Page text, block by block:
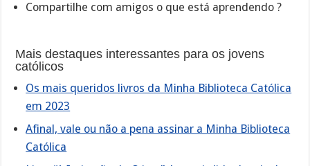
Compartilhe com amigos o que está aprendendo ?
Mais destaques interessantes para os jovens
católicos
Os mais queridos livros da Minha Biblioteca Católica
em 2023
Afinal, vale ou não a pena assinar a Minha Biblioteca
Católica